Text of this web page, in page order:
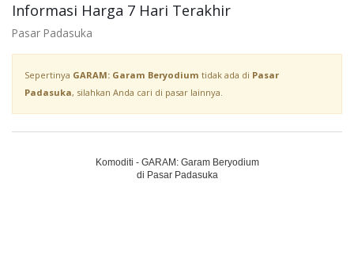
Informasi Harga 7 Hari Terakhir
Pasar Padasuka
Sepertinya GARAM: Garam Beryodium tidak ada di Pasar
Padasuka, silahkan Anda cari di pasar lainnya.
Komoditi - GARAM: Garam Beryodium
di Pasar Padasuka